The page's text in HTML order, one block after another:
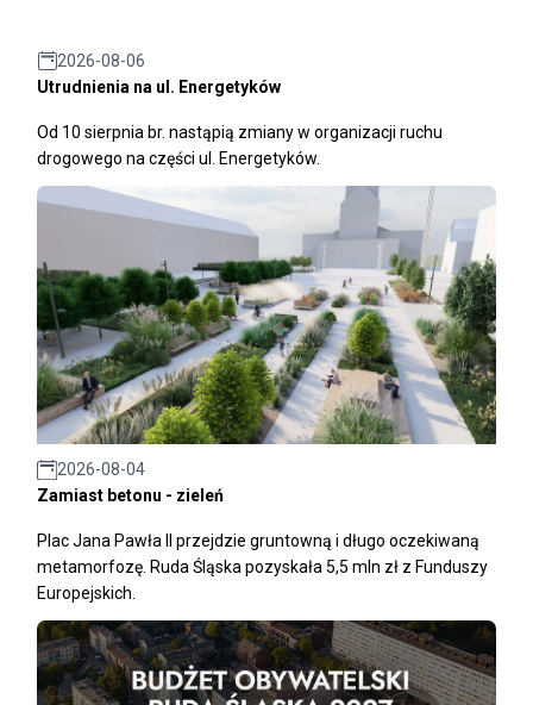
2026-08-06
Utrudnienia na ul. Energetyków
Od 10 sierpnia br. nastąpią zmiany w organizacji ruchu
drogowego na części ul. Energetyków.
2026-08-04
Zamiast betonu - zieleń
Plac Jana Pawła II przejdzie gruntowną i długo oczekiwaną
metamorfozę. Ruda Śląska pozyskała 5,5 mln zł z Funduszy
Europejskich.